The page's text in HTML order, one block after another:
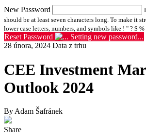
New Password
should be at least seven characters long. To make it
lower case letters, numbers, and symbols like ! " ? $
Reset Password
Setting new password...
28 února, 2024 Data z trhu
CEE Investment
Outlook 2024
By Adam Šafránek
Share